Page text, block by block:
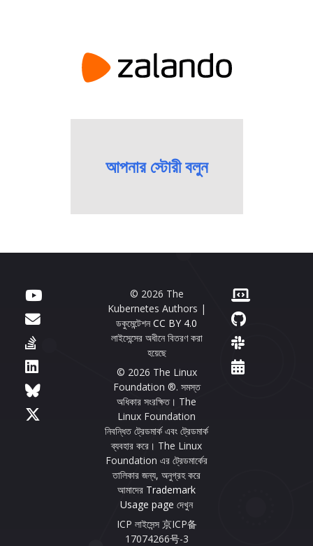
আপনার স্টোরী বলুন
© 2026 The
Kubernetes Authors |
ডকুমেন্টেশনCC BY 4.0
লাইসেন্সের অধীনে বিতরণ করা
হয়েছে
© 2026 The Linux
Foundation ®. সমস্ত
অধিকার সংরক্ষিত। The
Linux Foundation
নিবন্ধিত ট্রেডমার্ক এবং ট্রেডমার্ক
ব্যবহার করে। The Linux
Foundation এর ট্রেডমার্কের
তালিকার জন্য, অনুগ্রহ করে
আমাদের Trademark
Usage page দেখুন
ICP লাইসেন্স 京ICP备
17074266号-3